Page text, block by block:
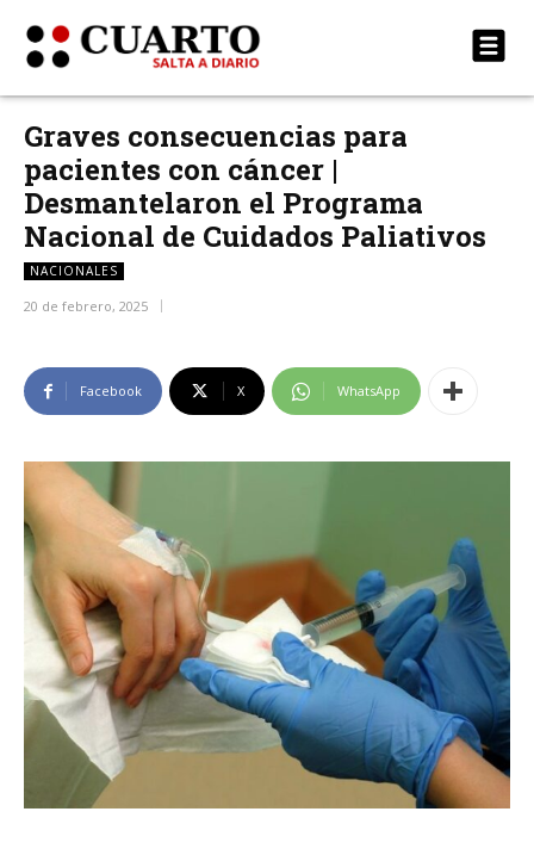
Graves consecuencias para
pacientes con cáncer |
Desmantelaron el Programa
Nacional de Cuidados Paliativos
NACIONALES
20 de febrero, 2025
Facebook X WhatsApp